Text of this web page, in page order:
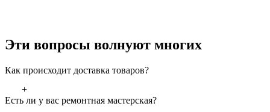
Эти вопросы волнуют многих
Как происходит доставка товаров?
+
Есть ли у вас ремонтная мастерская?